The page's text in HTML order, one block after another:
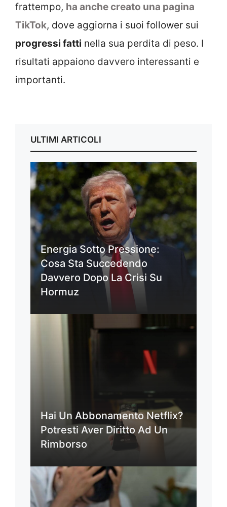
frattempo, ha anche creato una pagina
TikTok, dove aggiorna i suoi follower sui
progressi fatti nella sua perdita di peso. I
risultati appaiono davvero interessanti e
importanti.
ULTIMI ARTICOLI
Energia Sotto Pressione:
Cosa Sta Succedendo
Davvero Dopo La Crisi Su
Hormuz
Hai Un Abbonamento Netflix?
Potresti Aver Diritto Ad Un
Rimborso